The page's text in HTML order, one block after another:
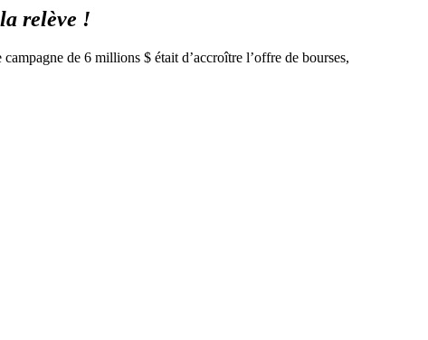
relève !
de 6 millions $ était d’accroître l’offre de bourses,